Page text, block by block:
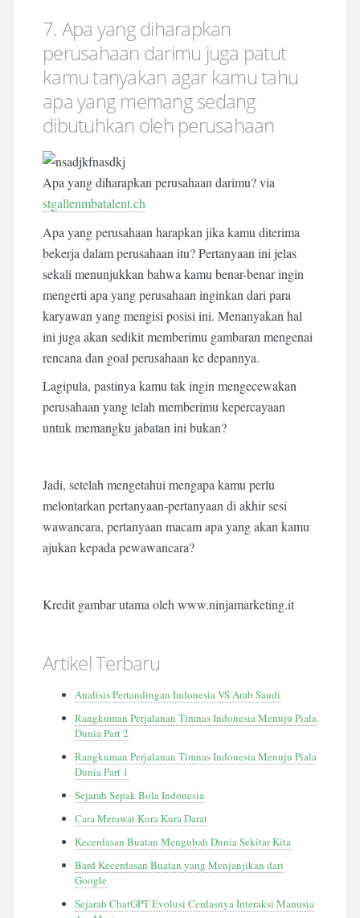
7. Apa yang diharapkan
perusahaan darimu juga patut
kamu tanyakan agar kamu tahu
apa yang memang sedang
dibutuhkan oleh perusahaan
Apa yang diharapkan perusahaan darimu? via
stgallenmbatalent.ch
Apa yang perusahaan harapkan jika kamu diterima
bekerja dalam perusahaan itu? Pertanyaan ini jelas
sekali menunjukkan bahwa kamu benar-benar ingin
mengerti apa yang perusahaan inginkan dari para
karyawan yang mengisi posisi ini. Menanyakan hal
ini juga akan sedikit memberimu gambaran mengenai
rencana dan goal perusahaan ke depannya.
Lagipula, pastinya kamu tak ingin mengecewakan
perusahaan yang telah memberimu kepercayaan
untuk memangku jabatan ini bukan?
Jadi, setelah mengetahui mengapa kamu perlu
melontarkan pertanyaan-pertanyaan di akhir sesi
wawancara, pertanyaan macam apa yang akan kamu
ajukan kepada pewawancara?
Kredit gambar utama oleh www.ninjamarketing.it
Artikel Terbaru
Analisis Pertandingan Indonesia VS Arab Saudi
Rangkuman Perjalanan Timnas Indonesia Menuju Piala
Dunia Part 2
Rangkuman Perjalanan Timnas Indonesia Menuju Piala
Dunia Part 1
Sejarah Sepak Bola Indonesia
Cara Merawat Kura Kura Darat
Kecerdasan Buatan Mengubah Dunia Sekitar Kita
Bard Kecerdasan Buatan yang Menjanjikan dari
Google
Sejarah ChatGPT Evolusi Cerdasnya Interaksi Manusia